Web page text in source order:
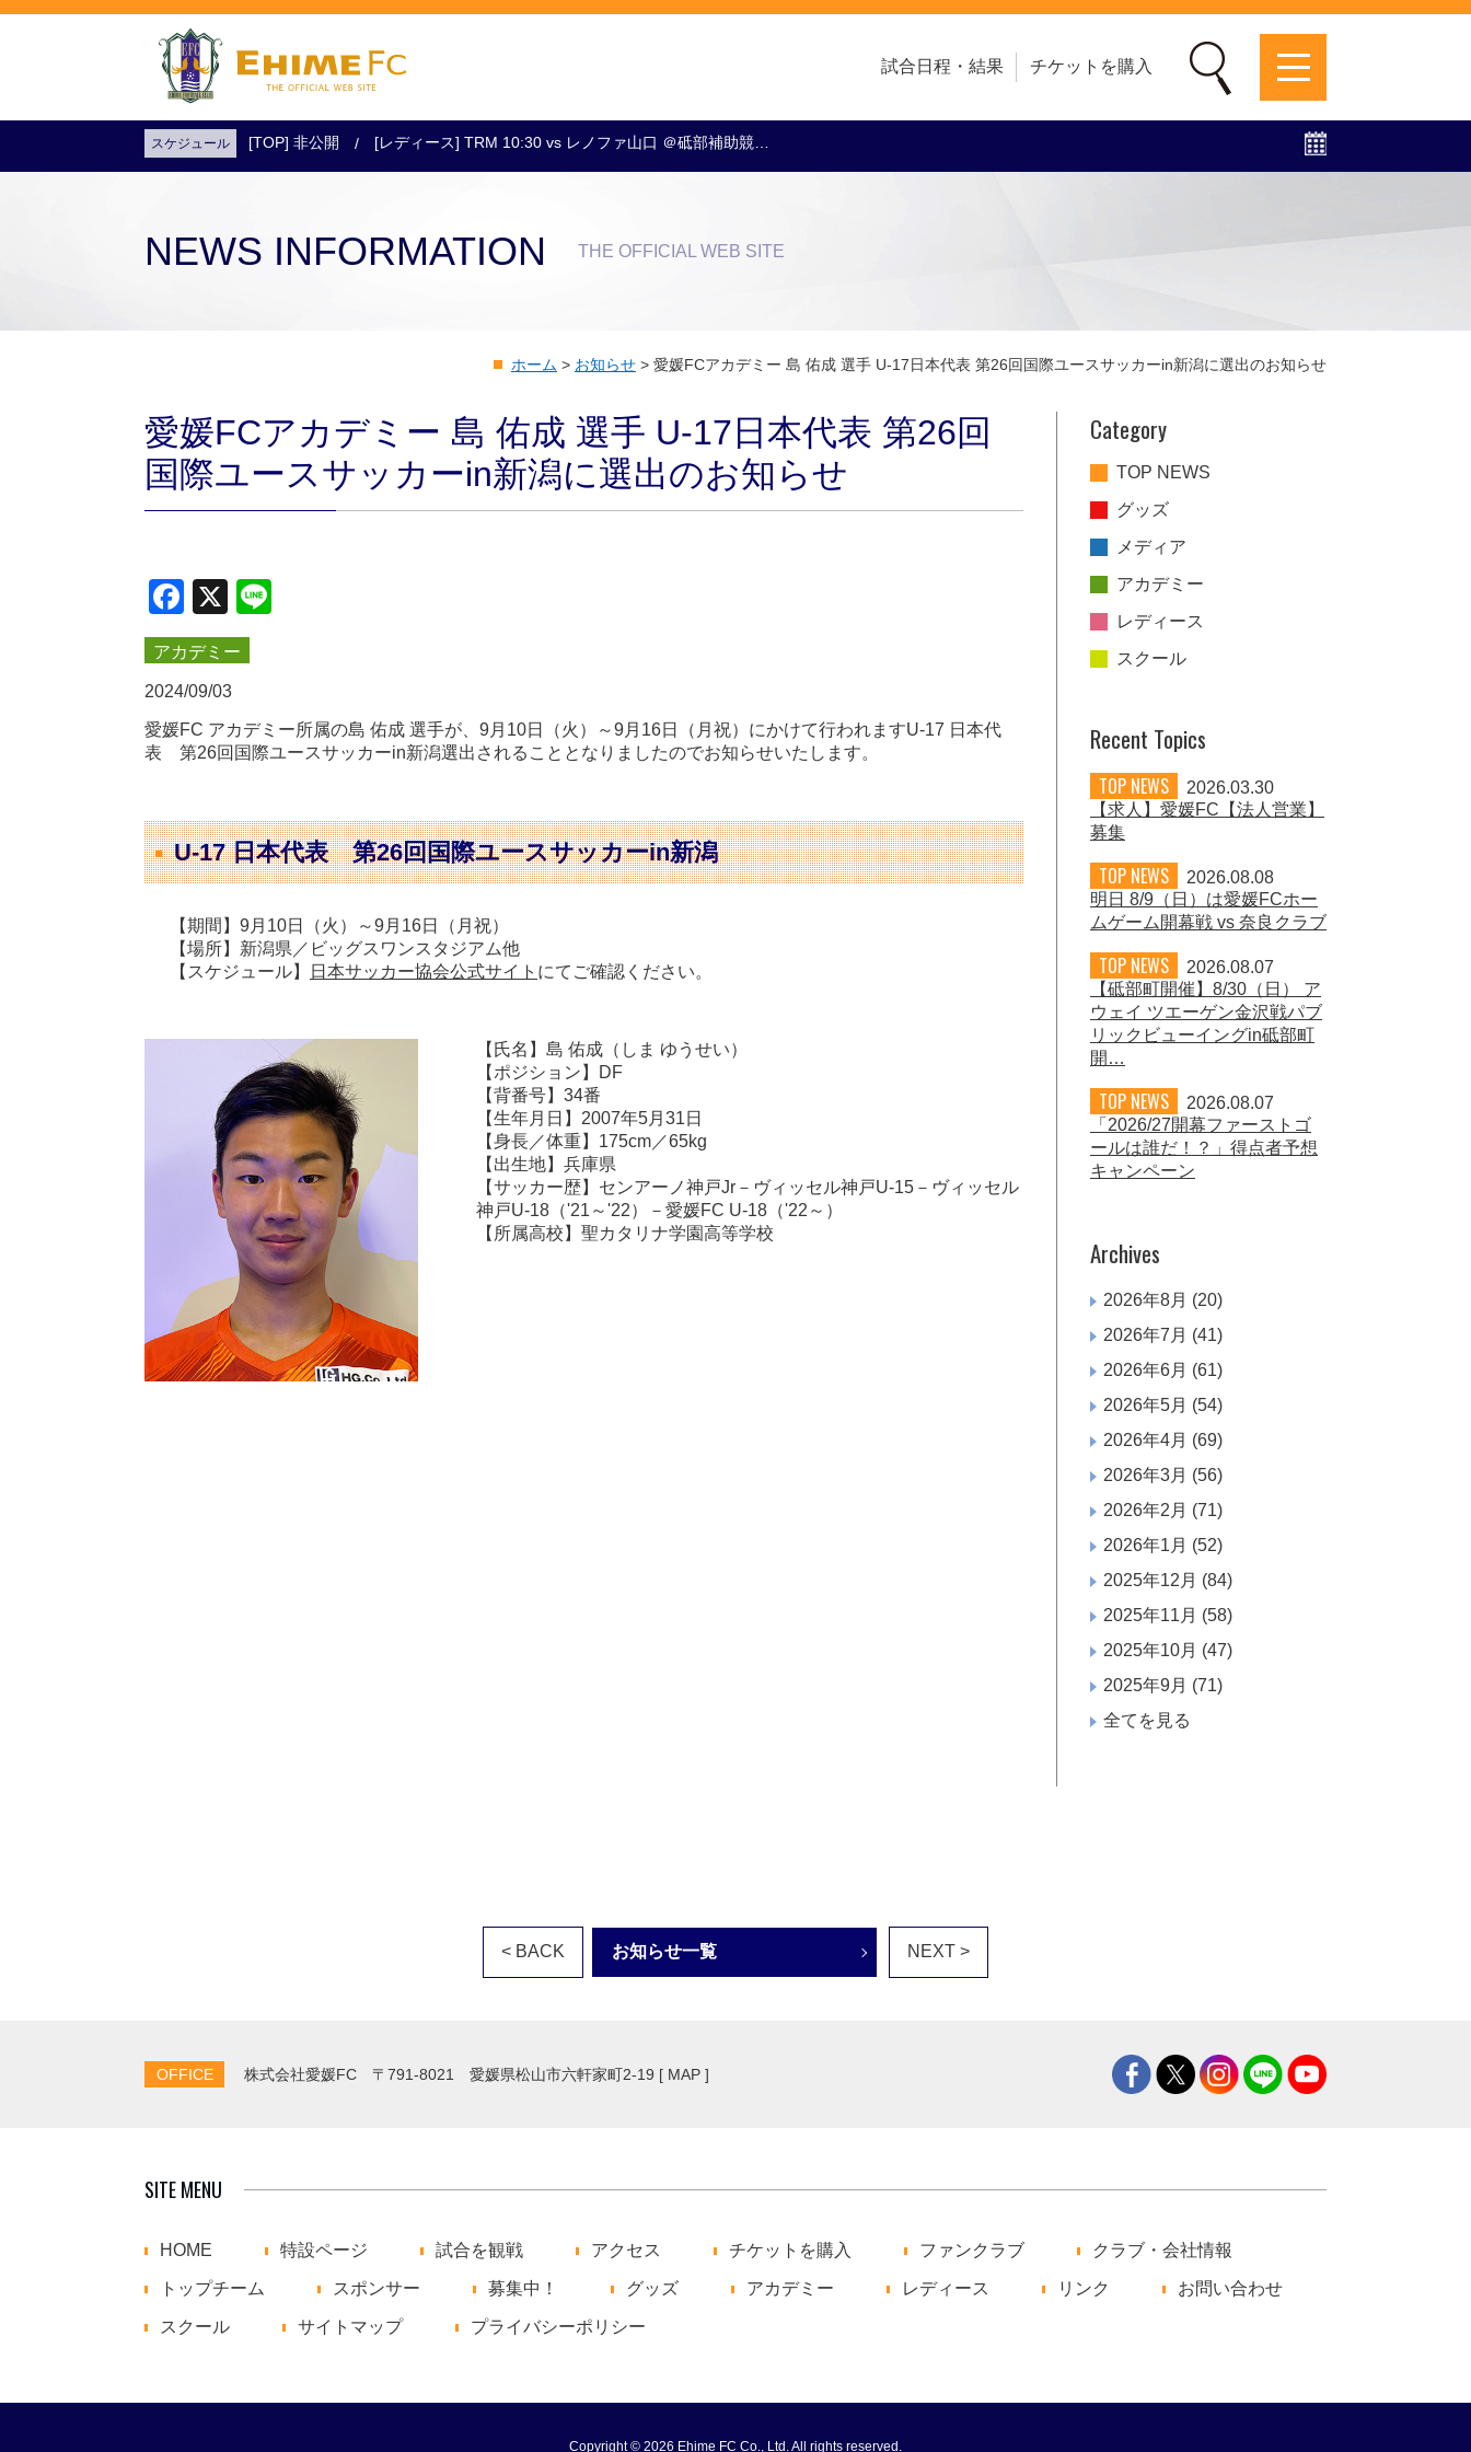
試合日程・結果 チケットを購入
試合日程・結果 アクセス クラブ・会社情報 レディース
スケジュール [TOP] 非公開 [レディース] TRM 10:30 vs レノファ山口 ＠砥部補助競…
NEWS INFORMATION THE OFFICIAL WEB SITE
ホーム > お知らせ > 愛媛FCアカデミー 島 佑成 選手 U-17日本代表 第26回国際ユースサッカーin新潟に選出のお知らせ
愛媛FCアカデミー 島 佑成 選手 U-17日本代表 第26回
国際ユースサッカーin新潟に選出のお知らせ
Facebook
X
アカデミー
2024/09/03
愛媛FC アカデミー所属の島 佑成 選手が、9月10日（火）～9月16日（月祝）にかけて行われますU-17 日本代
表 第26回国際ユースサッカーin新潟選出されることとなりましたのでお知らせいたします。
U-17 日本代表 第26回国際ユースサッカーin新潟
【期間】9月10日（火）～9月16日（月祝）
【場所】新潟県／ビッグスワンスタジアム他
【スケジュール】
日本サッカー協会公式サイト にてご確認ください。
【氏名】島 佑成（しま ゆうせい）
【ポジション】DF
【背番号】34番
【生年月日】2007年5月31日
【身長／体重】175cm／65kg
【出生地】兵庫県
【サッカー歴】センアーノ神戸Jr－ヴィッセル神戸U-15－ヴィッセル
神戸U-18（'21～'22）－愛媛FC U-18（'22～）
【所属高校】聖カタリナ学園高等学校
Category
TOP NEWS
グッズ
メディア
アカデミー
レディース
スクール
Recent Topics
TOP NEWS
2026.03.30
【求人】愛媛FC【法人営業】
募集
TOP NEWS
2026.08.08
明日 8/9（日）は愛媛FCホー
ムゲーム開幕戦 vs 奈良クラブ
TOP NEWS
2026.08.07
【砥部町開催】8/30（日） ア
ウェイ ツエーゲン金沢戦パブ
リックビューイングin砥部町
開…
TOP NEWS
2026.08.07
「2026/27開幕ファーストゴ
ールは誰だ！？」得点者予想
キャンペーン
Archives
2026年8月 (20)
2026年7月 (41)
2026年6月 (61)
2026年5月 (54)
2026年4月 (69)
2026年3月 (56)
2026年2月 (71)
2026年1月 (52)
2025年12月 (84)
2025年11月 (58)
2025年10月 (47)
2025年9月 (71)
全てを見る
< BACK お知らせ一覧 NEXT >
OFFICE 株式会社愛媛FC 〒791-8021 愛媛県松山市六軒家町2-19 [ MAP ]
SITE MENU
HOME 特設ページ 試合を観戦 アクセス チケットを購入 ファンクラブ クラブ・会社情報
トップチーム スポンサー 募集中！ グッズ アカデミー レディース リンク お問い合わせ
スクール サイトマップ プライバシーポリシー
Copyright © 2026 Ehime FC Co., Ltd. All rights reserved.